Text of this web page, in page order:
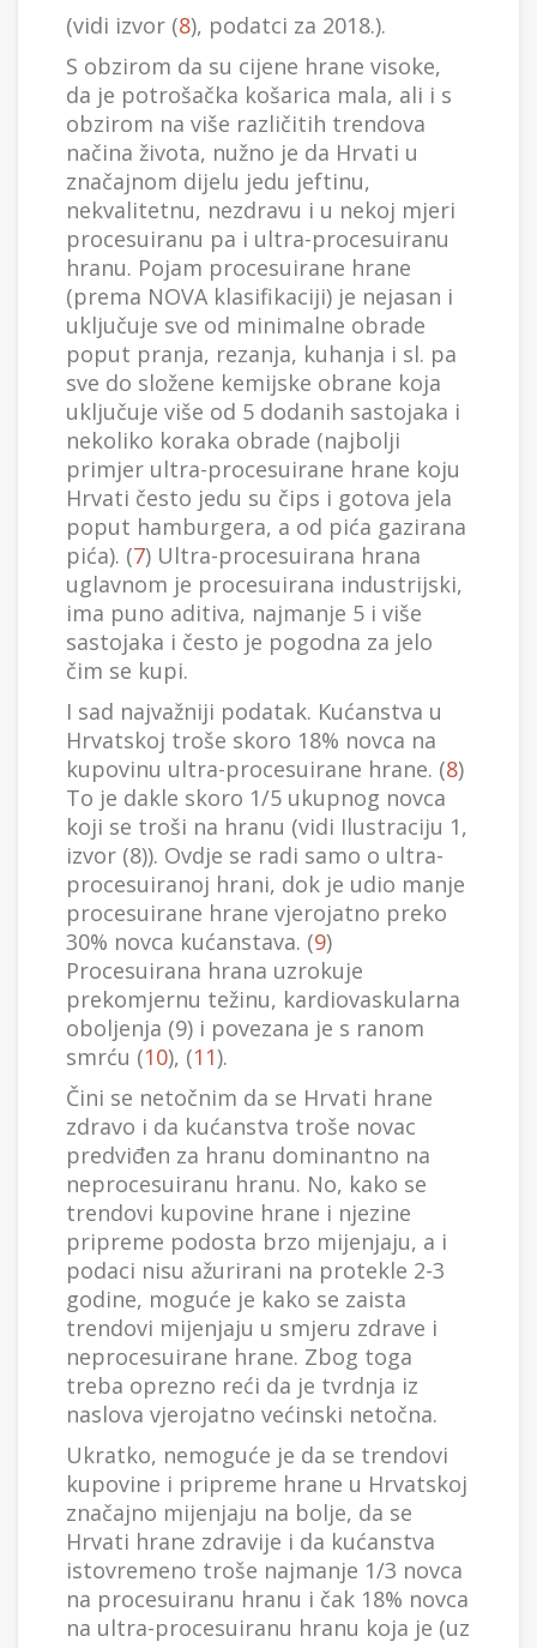
(vidi izvor (8), podatci za 2018.).
S obzirom da su cijene hrane visoke,
da je potrošačka košarica mala, ali i s
obzirom na više različitih trendova
načina života, nužno je da Hrvati u
značajnom dijelu jedu jeftinu,
nekvalitetnu, nezdravu i u nekoj mjeri
procesuiranu pa i ultra-procesuiranu
hranu. Pojam procesuirane hrane
(prema NOVA klasifikaciji) je nejasan i
uključuje sve od minimalne obrade
poput pranja, rezanja, kuhanja i sl. pa
sve do složene kemijske obrane koja
uključuje više od 5 dodanih sastojaka i
nekoliko koraka obrade (najbolji
primjer ultra-procesuirane hrane koju
Hrvati često jedu su čips i gotova jela
poput hamburgera, a od pića gazirana
pića). (7) Ultra-procesuirana hrana
uglavnom je procesuirana industrijski,
ima puno aditiva, najmanje 5 i više
sastojaka i često je pogodna za jelo
čim se kupi.
I sad najvažniji podatak. Kućanstva u
Hrvatskoj troše skoro 18% novca na
kupovinu ultra-procesuirane hrane. (8)
To je dakle skoro 1/5 ukupnog novca
koji se troši na hranu (vidi Ilustraciju 1,
izvor (8)). Ovdje se radi samo o ultra-
procesuiranoj hrani, dok je udio manje
procesuirane hrane vjerojatno preko
30% novca kućanstava. (9)
Procesuirana hrana uzrokuje
prekomjernu težinu, kardiovaskularna
oboljenja (9) i povezana je s ranom
smrću (10), (11).
Čini se netočnim da se Hrvati hrane
zdravo i da kućanstva troše novac
predviđen za hranu dominantno na
neprocesuiranu hranu. No, kako se
trendovi kupovine hrane i njezine
pripreme podosta brzo mijenjaju, a i
podaci nisu ažurirani na protekle 2-3
godine, moguće je kako se zaista
trendovi mijenjaju u smjeru zdrave i
neprocesuirane hrane. Zbog toga
treba oprezno reći da je tvrdnja iz
naslova vjerojatno većinski netočna.
Ukratko, nemoguće je da se trendovi
kupovine i pripreme hrane u Hrvatskoj
značajno mijenjaju na bolje, da se
Hrvati hrane zdravije i da kućanstva
istovremeno troše najmanje 1/3 novca
na procesuiranu hranu i čak 18% novca
na ultra-procesuiranu hranu koja je (uz